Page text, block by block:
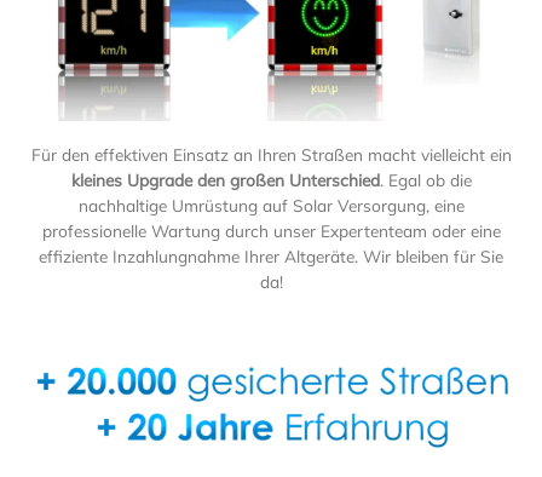
Für den effektiven Einsatz an Ihren Straßen macht vielleicht ein
kleines Upgrade den großen Unterschied. Egal ob die
nachhaltige Umrüstung auf Solar Versorgung, eine
professionelle Wartung durch unser Expertenteam oder eine
effiziente Inzahlungnahme Ihrer Altgeräte. Wir bleiben für Sie
da!